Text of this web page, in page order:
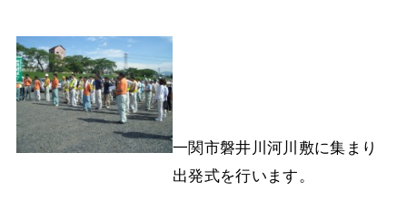
一関市磐井川河川敷に集まり
出発式を行います。